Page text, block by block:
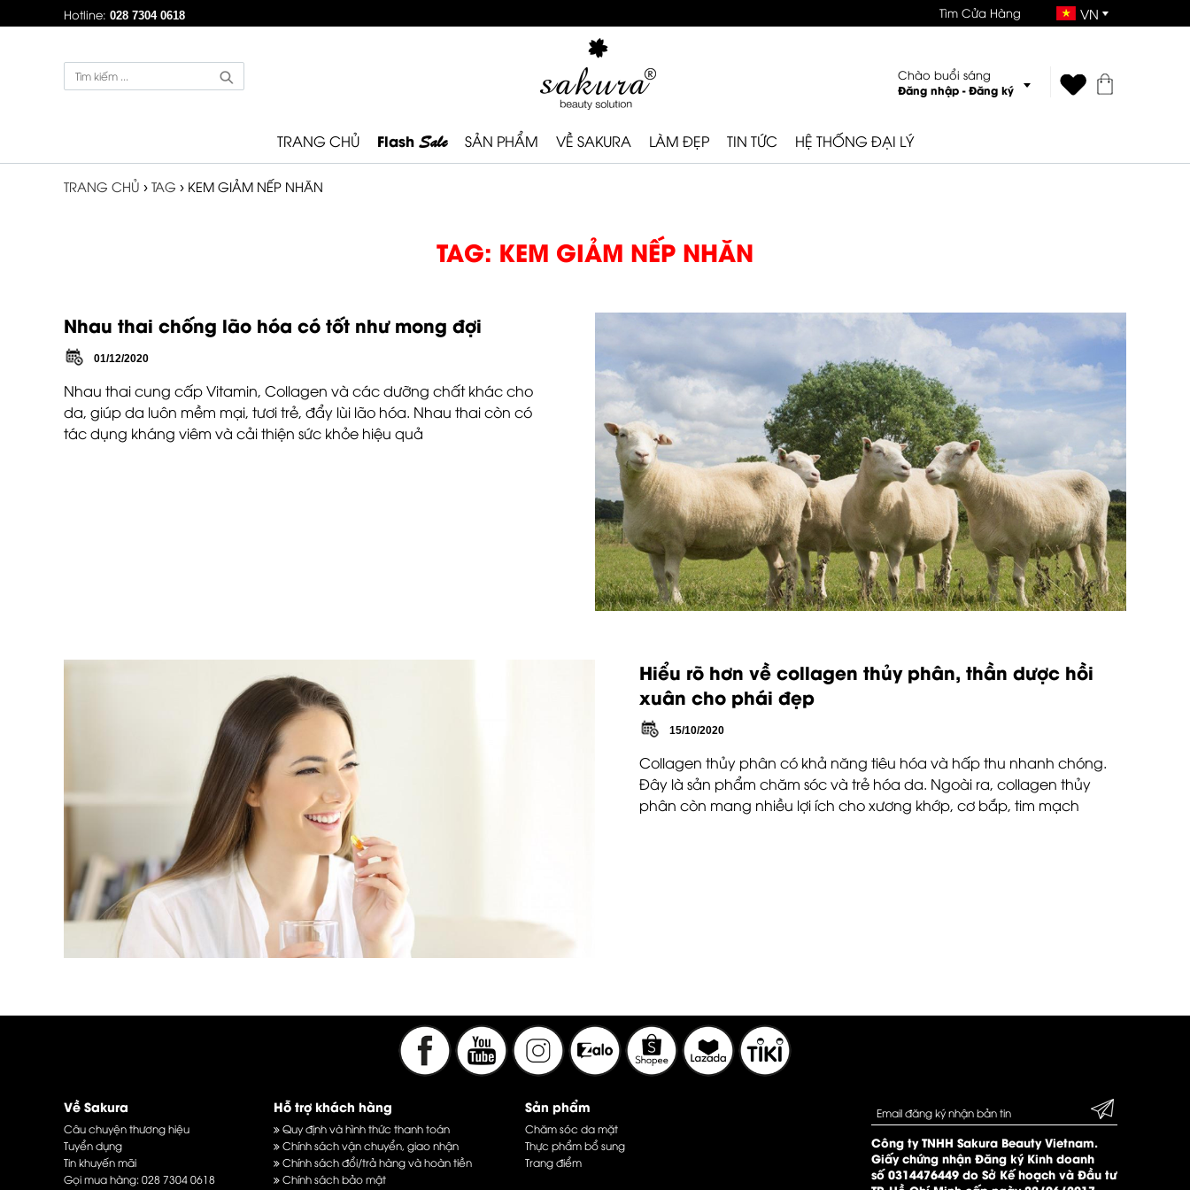
Hotline: 028 7304 0618 Tìm Cửa Hàng VN
Chào buổi sáng
Đăng nhập -Đăng ký
TRANG CHỦ Flash Sale SẢN PHẨM VỀ SAKURA LÀM ĐẸP TIN TỨC HỆ THỐNG ĐẠI LÝ
TRANG CHỦ › TAG › KEM GIẢM NẾP NHĂN
TAG: KEM GIẢM NẾP NHĂN
Nhau thai chống lão hóa có tốt như mong đợi
01/12/2020
Nhau thai cung cấp Vitamin, Collagen và các dưỡng chất khác cho
da, giúp da luôn mềm mại, tươi trẻ, đẩy lùi lão hóa. Nhau thai còn có
tác dụng kháng viêm và cải thiện sức khỏe hiệu quả
Hiểu rõ hơn về collagen thủy phân, thần dược hồi
xuân cho phái đẹp
15/10/2020
Collagen thủy phân có khả năng tiêu hóa và hấp thu nhanh chóng.
Đây là sản phẩm chăm sóc và trẻ hóa da. Ngoài ra, collagen thủy
phân còn mang nhiều lợi ích cho xương khớp, cơ bắp, tim mạch
Về Sakura
Câu chuyện thương hiệu
Tuyển dụng
Tin khuyến mãi
Gọi mua hàng:028 7304 0618
Hỗ trợ khách hàng
Quy định và hình thức thanh toán
Chính sách vận chuyển, giao nhận
Chính sách đổi/trả hàng và hoàn tiền
Chính sách bảo mật
Sản phẩm
Chăm sóc da mặt
Thực phẩm bổ sung
Trang điểm
Công ty TNHH Sakura Beauty Vietnam.
Giấy chứng nhận Đăng ký Kinh doanh
số 0314476449 do Sở Kế hoạch và Đầu tư